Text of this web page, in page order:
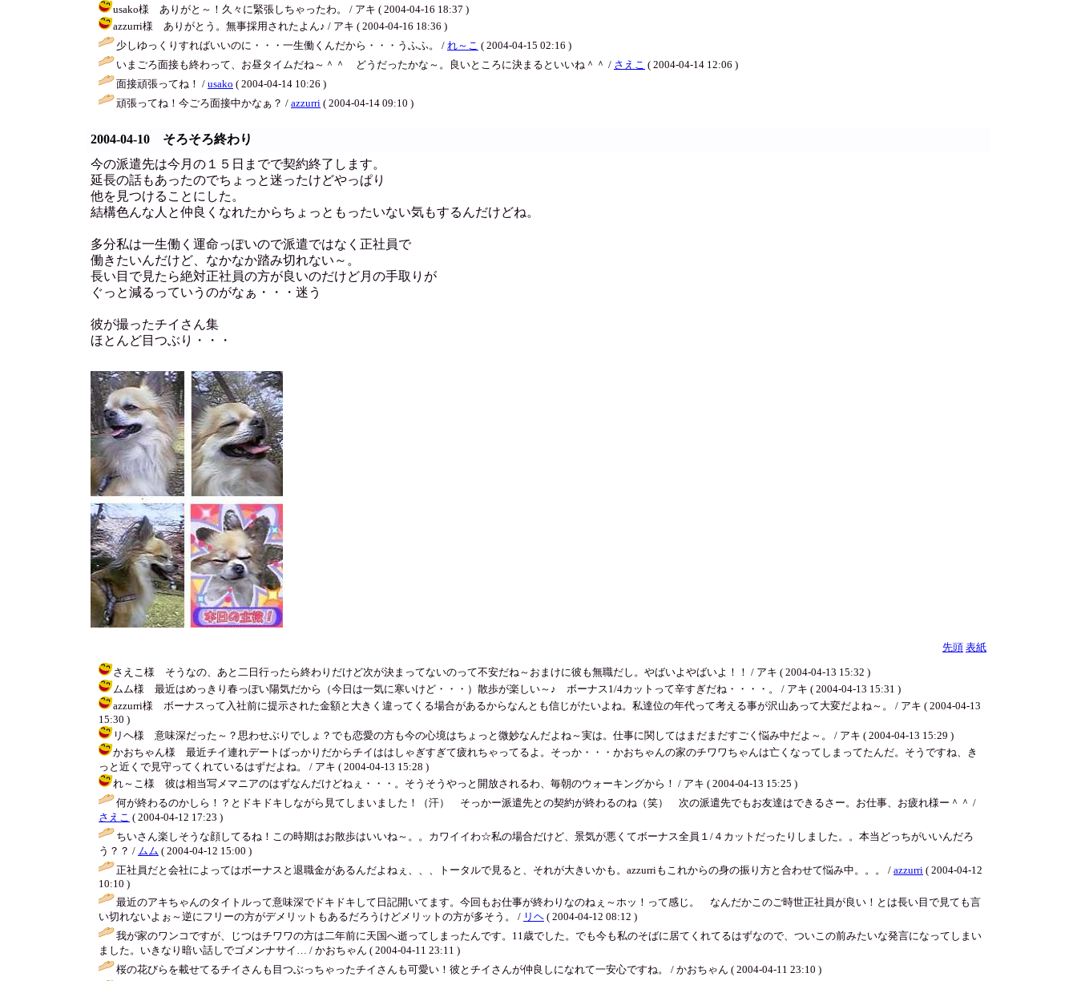
usako様 ありがと～！久々に緊張しちゃったわ。 / アキ ( 2004-04-16 18:37 )
azzurri様 ありがとう。無事採用されたよん♪ / アキ ( 2004-04-16 18:36 )
少しゆっくりすればいいのに・・・一生働くんだから・・・うふふ。 / れ～こ ( 2004-04-15 02:16 )
いまごろ面接も終わって、お昼タイムだね～＾＾ どうだったかな～。良いところに決まるといいね＾＾ / さえこ ( 2004-04-14 12:06 )
面接頑張ってね！ / usako ( 2004-04-14 10:26 )
頑張ってね！今ごろ面接中かなぁ？ / azzurri ( 2004-04-14 09:10 )
2004-04-10 そろそろ終わり
今の派遣先は今月の１５日までで契約終了します。
延長の話もあったのでちょっと迷ったけどやっぱり
他を見つけることにした。
結構色んな人と仲良くなれたからちょっともったいない気もするんだけどね。
多分私は一生働く運命っぽいので派遣ではなく正社員で
働きたいんだけど、なかなか踏み切れない～。
長い目で見たら絶対正社員の方が良いのだけど月の手取りが
ぐっと減るっていうのがなぁ・・・迷う
彼が撮ったチイさん集
ほとんど目つぶり・・・
先頭 表紙
さえこ様 そうなの、あと二日行ったら終わりだけど次が決まってないのって不安だね～おまけに彼も無職だし。やばいよやばいよ！！ / アキ ( 2004-04-13 15:32 )
ムム様 最近はめっきり春っぽい陽気だから（今日は一気に寒いけど・・・）散歩が楽しい～♪ ボーナス1/4カットって辛すぎだね・・・・。 / アキ ( 2004-04-13 15:31 )
azzurri様 ボーナスって入社前に提示された金額と大きく違ってくる場合があるからなんとも信じがたいよね。私達位の年代って考える事が沢山あって大変だよね～。 / アキ ( 2004-04-13
15:30 )
リヘ様 意味深だった～？思わせぶりでしょ？でも恋愛の方も今の心境はちょっと微妙なんだよね～実は。仕事に関してはまだまだすごく悩み中だよ～。 / アキ ( 2004-04-13 15:29 )
かおちゃん様 最近チイ連れデートばっかりだからチイははしゃぎすぎて疲れちゃってるよ。そっか・・・かおちゃんの家のチワワちゃんは亡くなってしまってたんだ。そうですね、き
っと近くで見守ってくれているはずだよね。 / アキ ( 2004-04-13 15:28 )
れ～こ様 彼は相当写メマニアのはずなんだけどねぇ・・・。そうそうやっと開放されるわ、毎朝のウォーキングから！ / アキ ( 2004-04-13 15:25 )
何が終わるのかしら！？とドキドキしながら見てしまいました！（汗） そっかー派遣先との契約が終わるのね（笑） 次の派遣先でもお友達はできるさー。お仕事、お疲れ様ー＾＾ /
さえこ ( 2004-04-12 17:23 )
ちいさん楽しそうな顔してるね！この時期はお散歩はいいね～。。カワイイわ☆私の場合だけど、景気が悪くてボーナス全員１/４カットだったりしました。。本当どっちがいいんだろ
う？？ / ムム ( 2004-04-12 15:00 )
正社員だと会社によってはボーナスと退職金があるんだよねぇ、、、トータルで見ると、それが大きいかも。azzurriもこれからの身の振り方と合わせて悩み中。。。 / azzurri ( 2004-04-12
10:10 )
最近のアキちゃんのタイトルって意味深でドキドキして日記開いてます。今回もお仕事が終わりなのねぇ～ホッ！って感じ。 なんだかこのご時世正社員が良い！とは長い目で見ても言
い切れないよぉ～逆にフリーの方がデメリットもあるだろうけどメリットの方が多そう。 / リヘ ( 2004-04-12 08:12 )
我が家のワンコですが、じつはチワワの方は二年前に天国へ逝ってしまったんです。11歳でした。でも今も私のそばに居てくれてるはずなので、ついこの前みたいな発言になってしまい
ました。いきなり暗い話しでゴメンナサイ… / かおちゃん ( 2004-04-11 23:11 )
桜の花びらを載せてるチイさんも目つぶっちゃったチイさんも可愛い！彼とチイさんが仲良しになれて一安心ですね。 / かおちゃん ( 2004-04-11 23:10 )